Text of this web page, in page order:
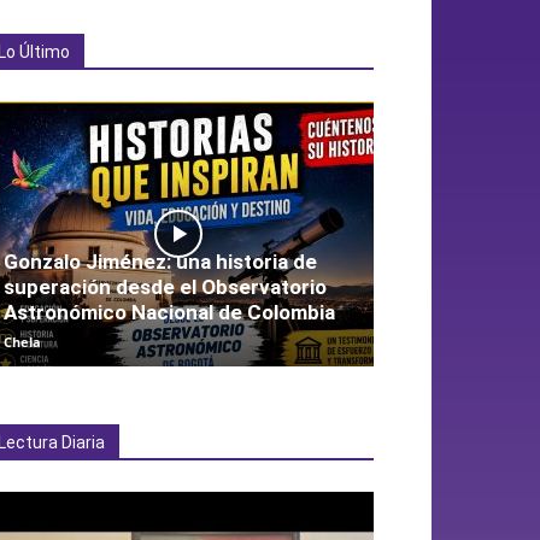
Lo Último
Gonzalo Jiménez: una historia de
superación desde el Observatorio
Astronómico Nacional de Colombia
Chela
Lectura Diaria